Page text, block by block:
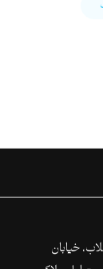
خیابان